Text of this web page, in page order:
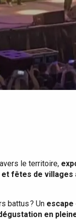
le territoire,
fêtes de villages
battus ? Un escape
en